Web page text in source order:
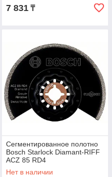
7 831 ₸
Сегментированное полотно
Bosch Starlock Diamant-RIFF
ACZ 85 RD4
Нет в наличии